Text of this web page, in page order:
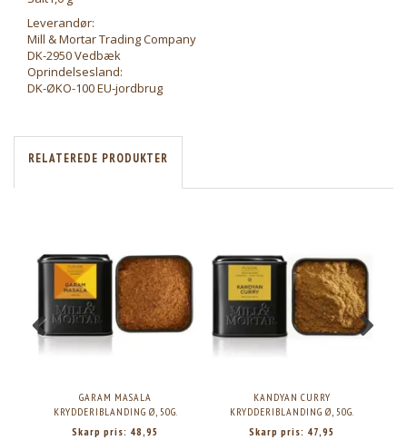
Leverandør:
Mill & Mortar Trading Company
DK-2950 Vedbæk
Oprindelsesland:
DK-ØKO-100 EU-jordbrug
RELATEREDE PRODUKTER
GARAM MASALA
KRYDDERIBLANDING Ø, 50G.
Skarp pris: 48,95
KANDYAN CURRY
KRYDDERIBLANDING Ø, 50G.
Skarp pris: 47,95